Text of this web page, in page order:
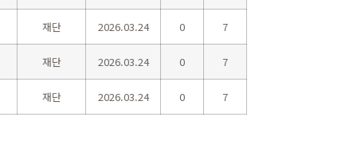
재단 2026.03.24 0 7
재단 2026.03.24 0 7
재단 2026.03.24 0 7